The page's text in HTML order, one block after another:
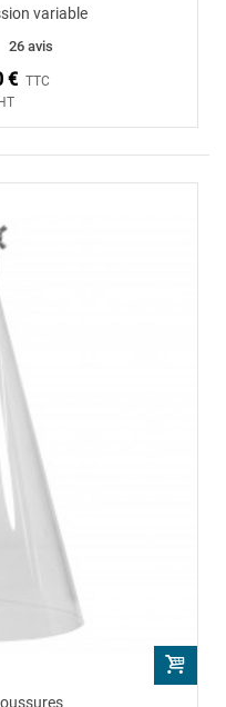
variable
26 avis
€ TTC